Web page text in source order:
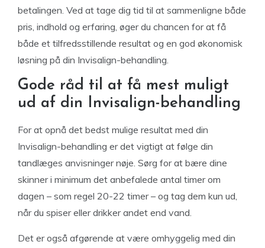
betalingen. Ved at tage dig tid til at sammenligne både
pris, indhold og erfaring, øger du chancen for at få
både et tilfredsstillende resultat og en god økonomisk
løsning på din Invisalign-behandling.
Gode råd til at få mest muligt
ud af din Invisalign-behandling
For at opnå det bedst mulige resultat med din
Invisalign-behandling er det vigtigt at følge din
tandlæges anvisninger nøje. Sørg for at bære dine
skinner i minimum det anbefalede antal timer om
dagen – som regel 20-22 timer – og tag dem kun ud,
når du spiser eller drikker andet end vand.
Det er også afgørende at være omhyggelig med din